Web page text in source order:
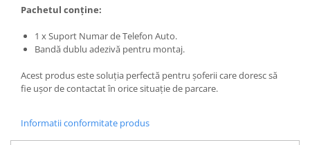
Pachetul conține:
1 x Suport Numar de Telefon Auto.
Bandă dublu adezivă pentru montaj.
Acest produs este soluția perfectă pentru șoferii care doresc să
fie ușor de contactat în orice situație de parcare.
Informatii conformitate produs